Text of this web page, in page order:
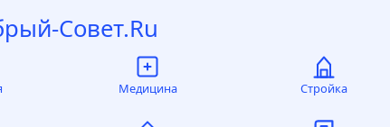
Совет.Ru
Медицина Стройка